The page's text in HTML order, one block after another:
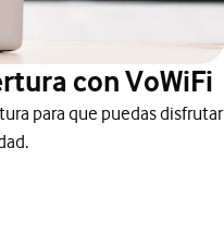
con VoWiFi
para que puedas disfrutar